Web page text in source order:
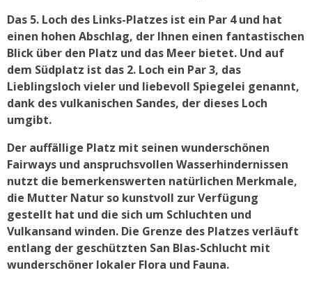
Das 5. Loch des Links-Platzes ist ein Par 4 und hat
einen hohen Abschlag, der Ihnen einen fantastischen
Blick über den Platz und das Meer bietet. Und auf
dem Südplatz ist das 2. Loch ein Par 3, das
Lieblingsloch vieler und liebevoll Spiegelei genannt,
dank des vulkanischen Sandes, der dieses Loch
umgibt.
Der auffällige Platz mit seinen wunderschönen
Fairways und anspruchsvollen Wasserhindernissen
nutzt die bemerkenswerten natürlichen Merkmale,
die Mutter Natur so kunstvoll zur Verfügung
gestellt hat und die sich um Schluchten und
Vulkansand winden. Die Grenze des Platzes verläuft
entlang der geschützten San Blas-Schlucht mit
wunderschöner lokaler Flora und Fauna.